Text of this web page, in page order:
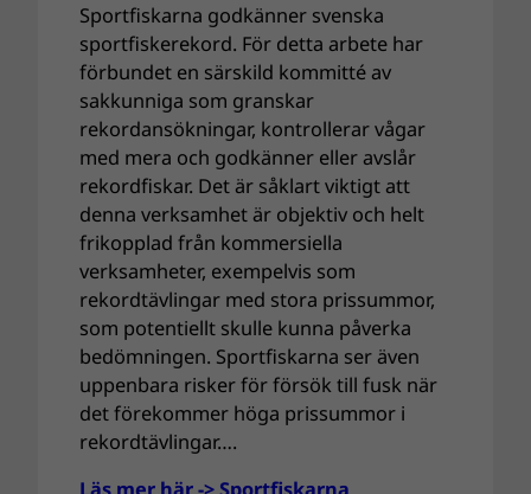
Sportfiskarna godkänner svenska
sportfiskerekord. För detta arbete har
förbundet en särskild kommitté av
sakkunniga som granskar
rekordansökningar, kontrollerar vågar
med mera och godkänner eller avslår
rekordfiskar. Det är såklart viktigt att
denna verksamhet är objektiv och helt
frikopplad från kommersiella
verksamheter, exempelvis som
rekordtävlingar med stora prissummor,
som potentiellt skulle kunna påverka
bedömningen. Sportfiskarna ser även
uppenbara risker för försök till fusk när
det förekommer höga prissummor i
rekordtävlingar….